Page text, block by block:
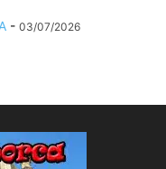
- 03/07/2026